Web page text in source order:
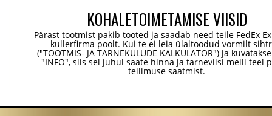
KOHALETOIMETAMISE VIISID
Pärast tootmist pakib tooted ja saadab need teile FedEx
kullerfirma poolt. Kui te ei leia ülaltoodud vormilt
("TOOTMIS- JA TARNEKULUDE KALKULATOR") ja
"INFO", siis sel juhul saate hinna ja tarneviisi meili teel
tellimuse saatmist.